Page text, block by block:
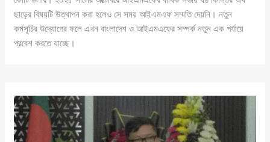
ছাড়ের বিষয়টি উত্থাপন করা হলেও সে সময় আইএমএফ সম্মতি দেয়নি। নতুন
কর্মসূচির উদ্যোগের ফলে এখন বাংলাদেশ ও আইএমএফের সম্পর্ক নতুন এক পর্যায়ে
প্রবেশ করতে যাচ্ছে।